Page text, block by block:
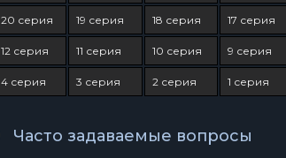
20 серия 19 серия 18 серия 17 серия
12 серия 11 серия 10 серия 9 серия
4 серия 3 серия 2 серия 1 серия
Часто задаваемые вопросы